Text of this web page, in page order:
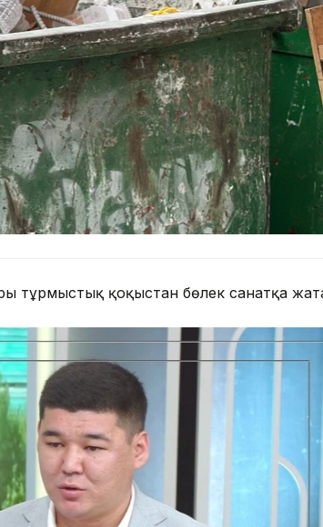
тұрмыстық қоқыстан бөлек санатқа